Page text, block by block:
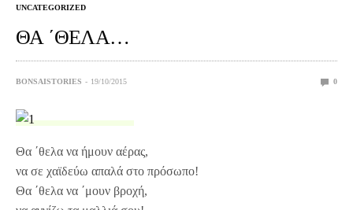
UNCATEGORIZED
ΘΑ ΄ΘΕΛΑ…
BONSAISTORIES 19/10/2015 0
Θα ΄θελα να ήμουν αέρας,
να σε χαϊδεύω απαλά στο πρόσωπο!
Θα ΄θελα να ΄μουν βροχή,